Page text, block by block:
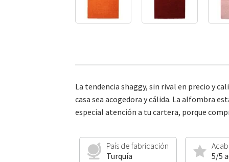
La tendencia shaggy, sin rival en precio y
casa sea acogedora y cálida. La alfombra
especial atención a tu cartera, porque
País de fabricación
Turquía
5/5